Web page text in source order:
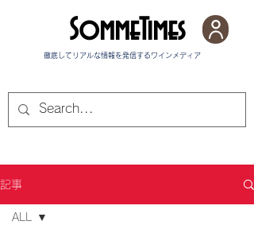
徹底してリアルな情報を発信する​ワインメディア
SommeTimes
記事
ALL